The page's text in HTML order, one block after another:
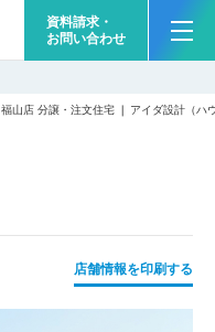
資料請求・
お問い合わせ
福山店 分譲・注文住宅 ❘ アイダ設計（ハ
店舗情報を印刷する